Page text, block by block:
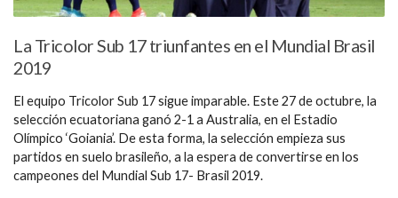
La Tricolor Sub 17 triunfantes en el Mundial Brasil
2019
El equipo Tricolor Sub 17 sigue imparable. Este 27 de octubre, la
selección ecuatoriana ganó 2-1 a Australia, en el Estadio
Olímpico ‘Goiania’. De esta forma, la selección empieza sus
partidos en suelo brasileño, a la espera de convertirse en los
campeones del Mundial Sub 17- Brasil 2019.